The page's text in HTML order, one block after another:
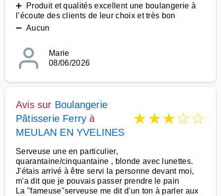
➕ Produit et qualités excellent une boulangerie à
l’écoute des clients de leur choix et très bon
➖ Aucun
Marie
08/06/2026
Avis sur Boulangerie
Pâtisserie Ferry à
MEULAN EN YVELINES
★★★☆☆
Serveuse une en particulier,
quarantaine/cinquantaine , blonde avec lunettes.
J'étais arrivé à être servi la personne devant moi,
m'a dit que je pouvais passer prendre le pain
La "fameuse"serveuse me dit d'un ton à parler aux